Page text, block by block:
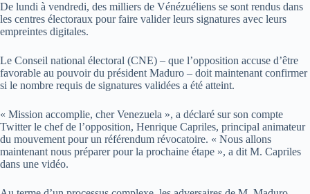
De lundi à vendredi, des milliers de Vénézuéliens se sont rendus dans
les centres électoraux pour faire valider leurs signatures avec leurs
empreintes digitales.
Le Conseil national électoral (CNE) – que l’opposition accuse d’être
favorable au pouvoir du président Maduro – doit maintenant confirmer
si le nombre requis de signatures validées a été atteint.
« Mission accomplie, cher Venezuela », a déclaré sur son compte
Twitter le chef de l’opposition, Henrique Capriles, principal animateur
du mouvement pour un référendum révocatoire. « Nous allons
maintenant nous préparer pour la prochaine étape », a dit M. Capriles
dans une vidéo.